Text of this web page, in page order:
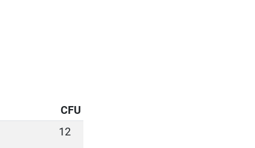
CFU
12